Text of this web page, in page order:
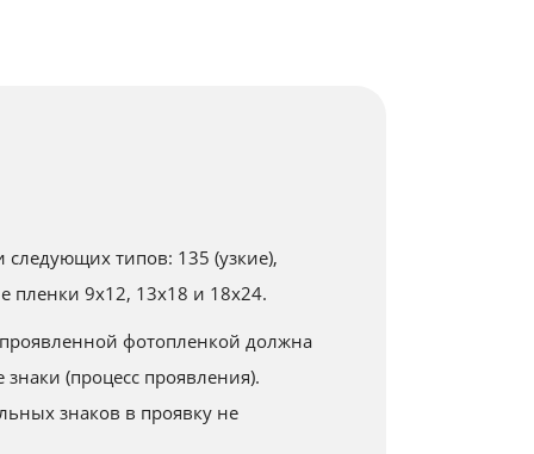
типов: 135 (узкие),
пленки 9x12, 13x18 и 18x24.
фотопленкой должна
(процесс проявления).
знаков в проявку не